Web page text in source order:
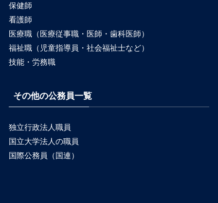
保健師
看護師
医療職（医療従事職・医師・歯科医師）
福祉職（児童指導員・社会福祉士など）
技能・労務職
その他の公務員一覧
独立行政法人職員
国立大学法人の職員
国際公務員（国連）